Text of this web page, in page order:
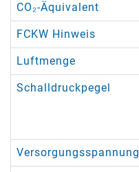
CO₂-Äquivalent
FCKW Hinweis
Luftmenge
Schalldruckpegel
Versorgungsspannung